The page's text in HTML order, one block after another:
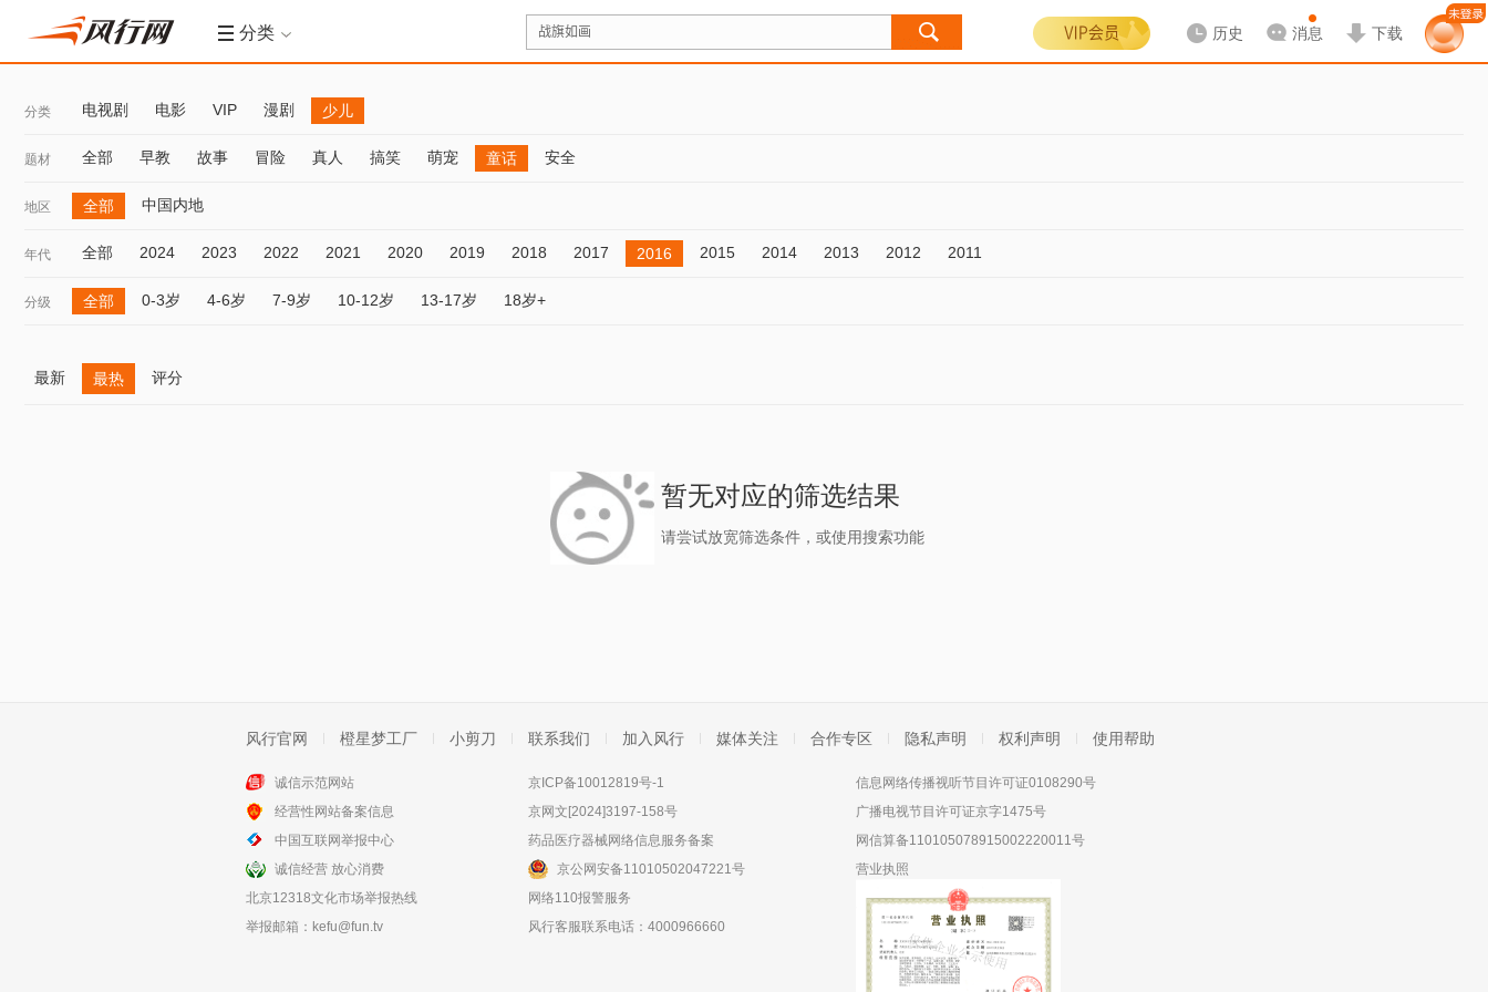
分类 历史 消息 下载
分类 电视剧 电影 VIP 漫剧 少儿
题材 全部 早教 故事 冒险 真人 搞笑 萌宠 童话 安全
地区 全部 中国内地
年代 全部 2024 2023 2022 2021 2020 2019 2018 2017 2016 2015 2014 2013 2012 2011
分级 全部 0-3岁 4-6岁 7-9岁 10-12岁 13-17岁 18岁+
最新 最热 评分
暂无对应的筛选结果
请尝试放宽筛选条件，或使用搜索功能
风行官网 橙星梦工厂 小剪刀 联系我们 加入风行 媒体关注 合作专区 隐私声明 权利声明 使用帮助
诚信示范网站
经营性网站备案信息
中国互联网举报中心
诚信经营 放心消费
北京12318文化市场举报热线
举报邮箱： kefu@fun.tv
京ICP备10012819号-1
京网文[2024]3197-158号
药品医疗器械网络信息服务备案
京公网安备11010502047221号
网络110报警服务
风行客服联系电话：4000966660
信息网络传播视听节目许可证0108290号
广播电视节目许可证京字1475号
网信算备110105078915002220011号
营业执照